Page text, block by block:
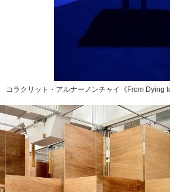
コラクリット・アルナーノンチャイ《From Dying